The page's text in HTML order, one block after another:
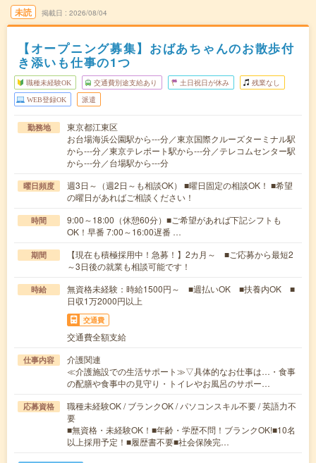
未読 掲載日 2026/08/04
【オープニング募集】おばあちゃんのお散歩付
き添いも仕事の1つ
職種未経験OK 交通費別途支給あり 土日祝日が休み 残業なし
WEB登録OK 派遣
勤務地
東京都江東区
お台場海浜公園駅から---分／東京国際クルーズターミナル駅
から---分／東京テレポート駅から---分／テレコムセンター駅
から---分／台場駅から---分
曜日頻度
週3日～（週2日～も相談OK） ■曜日固定の相談OK！ ■希望
の曜日があればご相談ください！
時間
9:00～18:00（休憩60分）■ご希望があれば下記シフトも
OK！早番 7:00～16:00遅番 …
期間
【現在も積極採用中！急募！】2カ月～ ■ご応募から最短2
～3日後の就業も相談可能です！
時給
無資格未経験：時給1500円～ ■週払いOK ■扶養内OK ■
日収1万2000円以上
交通費
交通費全額支給
仕事内容
介護関連
≪介護施設での生活サポート≫▽具体的なお仕事は…・食事
の配膳や食事中の見守り・トイレやお風呂のサポー…
応募資格
職種未経験OK / ブランクOK / パソコンスキル不要 / 英語力不
要
■無資格・未経験OK！■年齢・学歴不問！ブランクOK!■10名
以上採用予定！■履歴書不要■社会保険完…